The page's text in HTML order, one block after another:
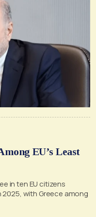
EU’s Least
in ten EU citizens
with Greece among